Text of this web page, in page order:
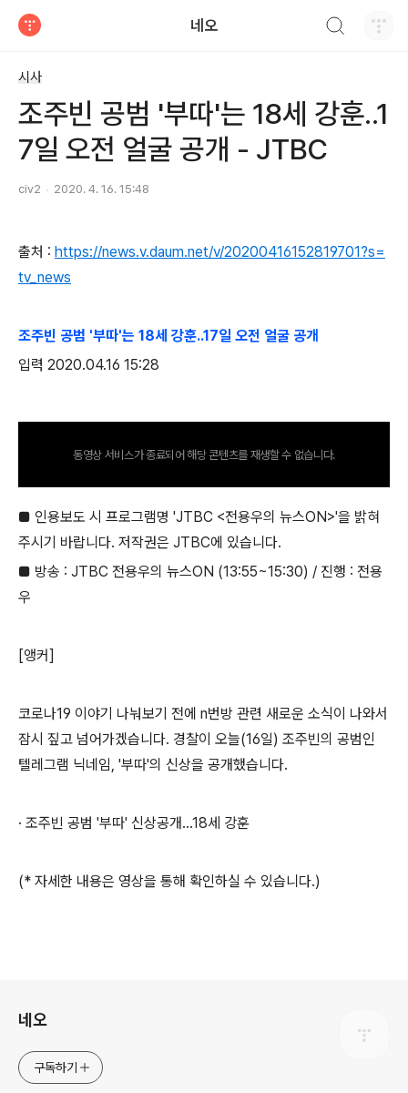
네오
시사
조주빈 공범 '부따'는 18세 강훈..1
7일 오전 얼굴 공개 - JTBC
civ2 2020. 4. 16. 15:48
출처 : https://news.v.daum.net/v/20200416152819701?s=
tv_news
조주빈 공범 '부따'는 18세 강훈..17일 오전 얼굴 공개
입력 2020.04.16 15:28
동영상 서비스가 종료되어 해당 콘텐츠를 재생할 수 없습니다.
■ 인용보도 시 프로그램명 'JTBC <전용우의 뉴스ON>'을 밝혀
주시기 바랍니다. 저작권은 JTBC에 있습니다.
■ 방송 : JTBC 전용우의 뉴스ON (13:55~15:30) / 진행 : 전용
우
[앵커]
코로나19 이야기 나눠보기 전에 n번방 관련 새로운 소식이 나와서
잠시 짚고 넘어가겠습니다. 경찰이 오늘(16일) 조주빈의 공범인
텔레그램 닉네임, '부따'의 신상을 공개했습니다.
· 조주빈 공범 '부따' 신상공개…18세 강훈
(* 자세한 내용은 영상을 통해 확인하실 수 있습니다.)
네오
구독하기